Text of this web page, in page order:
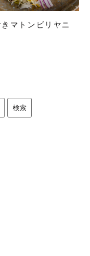
検索
マトンビリヤニ